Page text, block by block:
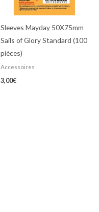
Sleeves Mayday 50X75mm
Sails of Glory Standard (100
pièces)
Accessoires
3,00€